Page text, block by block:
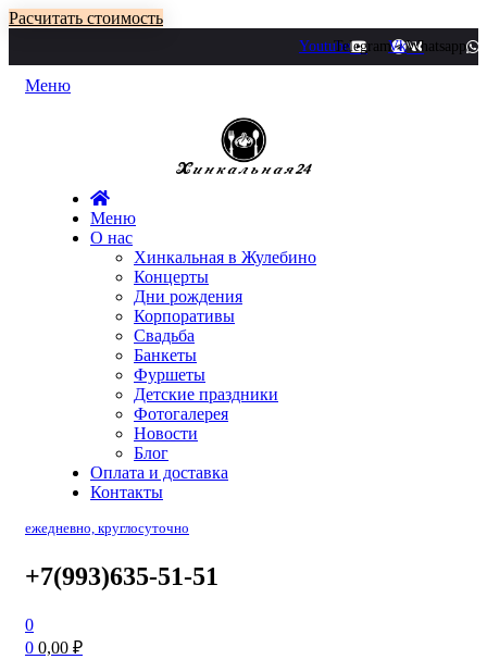
Расчитать стоимость
YoutubeTelegramVkWhatsapp
Меню
Меню
О нас
Хинкальная в Жулебино
Концерты
Дни рождения
Корпоративы
Свадьба
Банкеты
Фуршеты
Детские праздники
Фотогалерея
Новости
Блог
Оплата и доставка
Контакты
ежедневно, круглосуточно
+7(993)635-51-51
0
0 0,00 ₽